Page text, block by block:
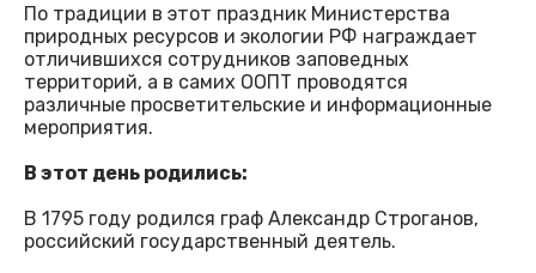
По традиции в этот праздник Министерства
природных ресурсов и экологии РФ награждает
отличившихся сотрудников заповедных
территорий, а в самих ООПТ проводятся
различные просветительские и информационные
мероприятия.
В этот день родились:
В 1795 году родился граф Александр Строганов,
российский государственный деятель.